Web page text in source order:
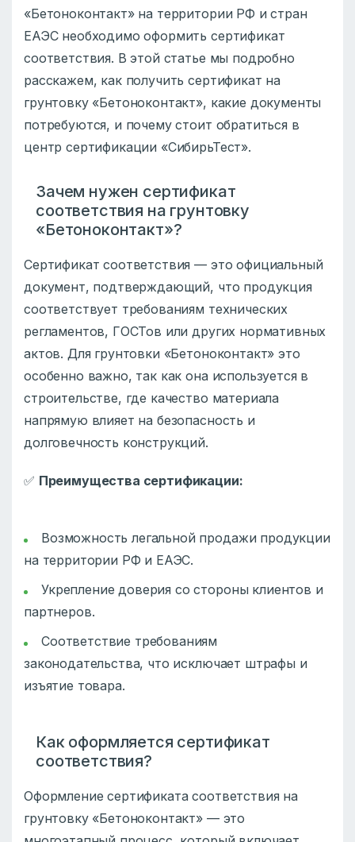
«Бетоноконтакт» на территории РФ и стран
ЕАЭС необходимо оформить сертификат
соответствия. В этой статье мы подробно
расскажем, как получить сертификат на
грунтовку «Бетоноконтакт», какие документы
потребуются, и почему стоит обратиться в
центр сертификации «СибирьТест».
Зачем нужен сертификат
соответствия на грунтовку
«Бетоноконтакт»?
Сертификат соответствия — это официальный
документ, подтверждающий, что продукция
соответствует требованиям технических
регламентов, ГОСТов или других нормативных
актов. Для грунтовки «Бетоноконтакт» это
особенно важно, так как она используется в
строительстве, где качество материала
напрямую влияет на безопасность и
долговечность конструкций.
✅ Преимущества сертификации:
Возможность легальной продажи продукции
на территории РФ и ЕАЭС.
Укрепление доверия со стороны клиентов и
партнеров.
Соответствие требованиям
законодательства, что исключает штрафы и
изъятие товара.
Как оформляется сертификат
соответствия?
Оформление сертификата соответствия на
грунтовку «Бетоноконтакт» — это